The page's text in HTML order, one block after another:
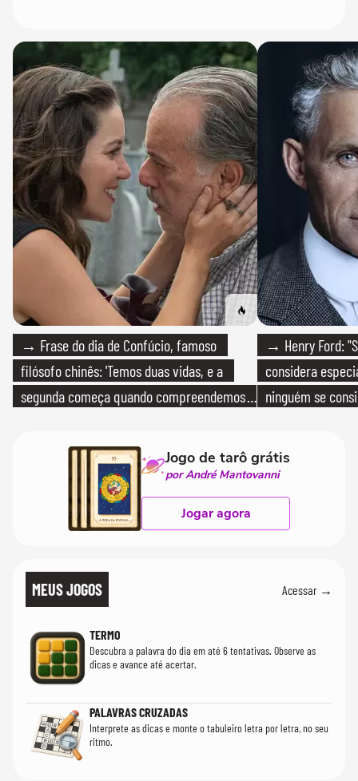
→ Frase do dia de Confúcio, famoso
filósofo chinês: 'Temos duas vidas, e a
segunda começa quando compreendemos
→ Henry Ford:
considera
ninguém se
Jogo de tarô grátis
por André Mantovanni
Jogar agora
MEUS JOGOS Acessar →
TERMO
Descubra a palavra do dia em até 6 tentativas. Observe as
dicas e avance até acertar.
PALAVRAS CRUZADAS
Interprete as dicas e monte o tabuleiro letra por letra, no seu
ritmo.